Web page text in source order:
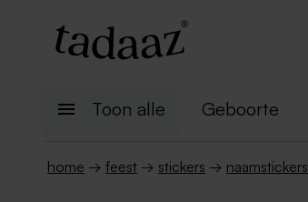
Toon alle Geboorte
home → feest → stickers → naamstickers